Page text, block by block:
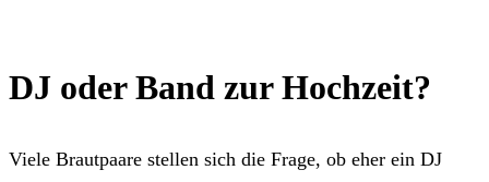
DJ oder Band zur Hochzeit?
Viele Brautpaare stellen sich die Frage, ob eher ein DJ